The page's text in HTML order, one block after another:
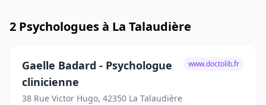
2 Psychologues à La Talaudière
Gaelle Badard - Psychologue
clinicienne
38 Rue Victor Hugo, 42350 La Talaudière
www.doctolib.fr